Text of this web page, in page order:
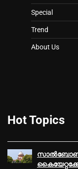
Special
Trend
About Us
Hot Topics